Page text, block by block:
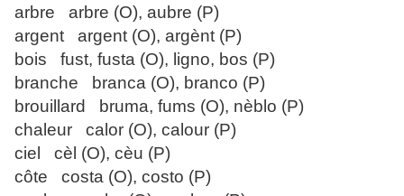
arbre arbre (O), aubre (P)
argent argent (O), argènt (P)
bois fust, fusta (O), ligno, bos (P)
branche branca (O), branco (P)
brouillard bruma, fums (O), nèblo (P)
chaleur calor (O), calour (P)
ciel cèl (O), cèu (P)
côte costa (O), costo (P)